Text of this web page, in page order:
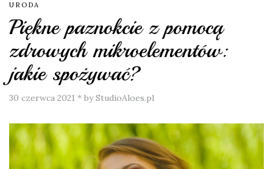
URODA
Piękne paznokcie z pomocą
zdrowych mikroelementów:
jakie spożywać?
30 czerwca 2021 * by StudioAloes.pl